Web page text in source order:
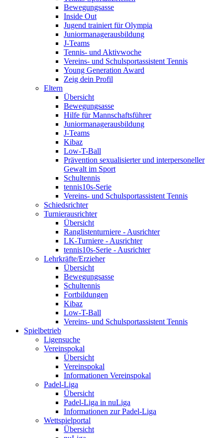
Bewegungsasse
Inside Out
Jugend trainiert für Olympia
Juniormanagerausbildung
J-Teams
Tennis- und Aktivwoche
Vereins- und Schulsportassistent Tennis
Young Generation Award
Zeig dein Profil
Eltern
Übersicht
Bewegungsasse
Hilfe für Mannschaftsführer
Juniormanagerausbildung
J-Teams
Kibaz
Low-T-Ball
Prävention sexualisierter und interpersoneller
Gewalt im Sport
Schultennis
tennis10s-Serie
Vereins- und Schulsportassistent Tennis
Schiedsrichter
Turnierausrichter
Übersicht
Ranglistenturniere - Ausrichter
LK-Turniere - Ausrichter
tennis10s-Serie - Ausrichter
Lehrkräfte/Erzieher
Übersicht
Bewegungsasse
Schultennis
Fortbildungen
Kibaz
Low-T-Ball
Vereins- und Schulsportassistent Tennis
Spielbetrieb
Ligensuche
Vereinspokal
Übersicht
Vereinspokal
Informationen Vereinspokal
Padel-Liga
Übersicht
Padel-Liga in nuLiga
Informationen zur Padel-Liga
Wettspielportal
Übersicht